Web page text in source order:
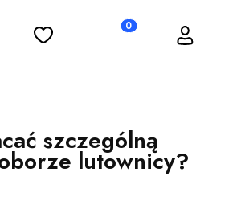
Ulubione Produkty w koszyku:
Koszyk Zaloguj się
szczególną
lutownicy?